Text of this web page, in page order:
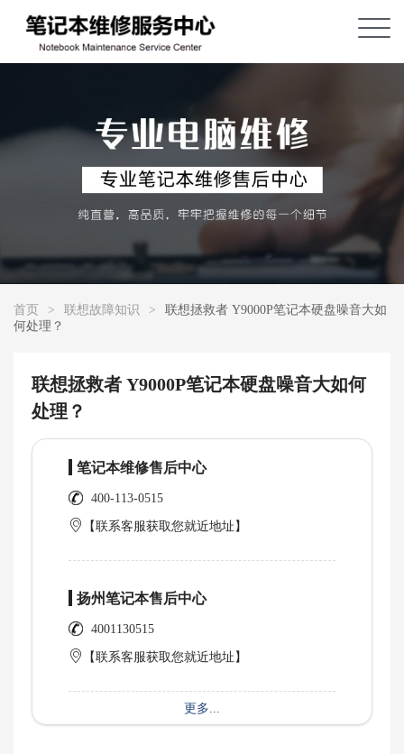
首页 > 联想故障知识 >
联想拯救者 Y9000P笔记本硬盘噪音大如
何处理？
联想拯救者 Y9000P笔记本硬盘噪音大如何
处理？
笔记本维修售后中心
400-113-0515
【联系客服获取您就近地址】
扬州笔记本售后中心
4001130515
【联系客服获取您就近地址】
更多...